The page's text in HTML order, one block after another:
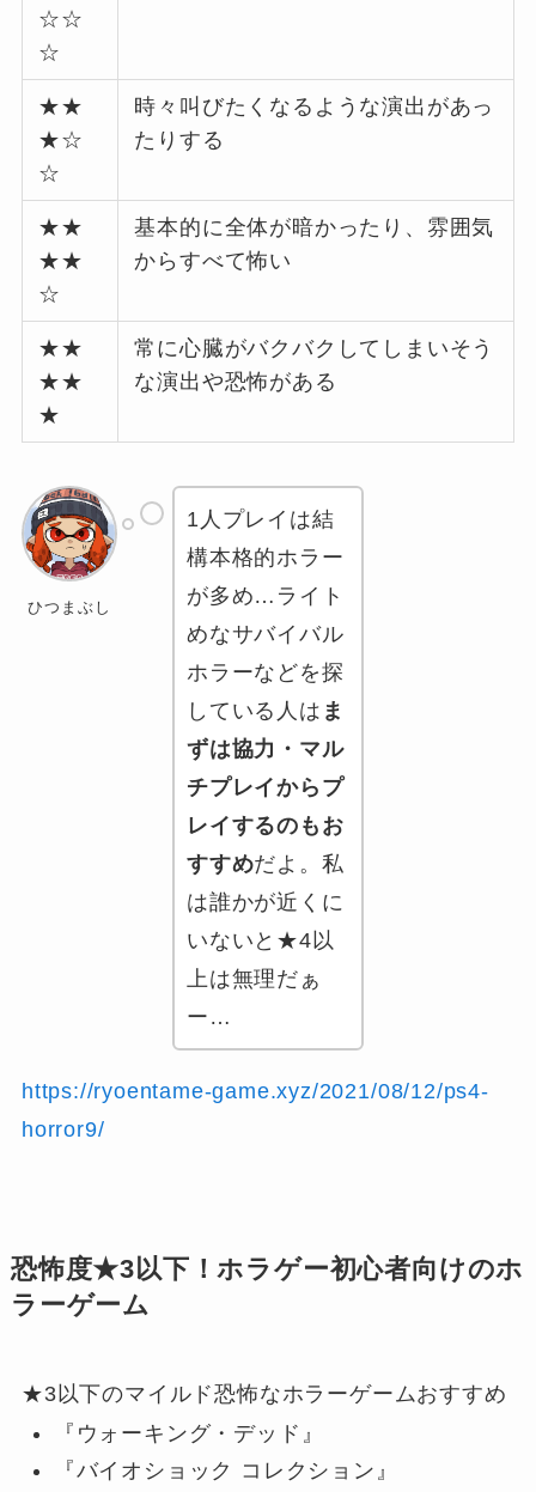
☆☆
☆
★★
★☆
☆
時々叫びたくなるような演出があっ
たりする
★★
★★
☆
基本的に全体が暗かったり、雰囲気
からすべて怖い
★★
★★
★
常に心臓がバクバクしてしまいそう
な演出や恐怖がある
ひつまぶし
1人プレイは結
構本格的ホラー
が多め…ライト
めなサバイバル
ホラーなどを探
している人は ま
ずは協力・マル
チプレイからプ
レイするのもお
すすめだよ。私
は誰かが近くに
いないと★4以
上は無理だぁ
ー…
https://ryoentame-game.xyz/2021/08/12/ps4-
horror9/
恐怖度★3以下！ホラゲー初心者向けのホ
ラーゲーム
★3以下のマイルド恐怖なホラーゲームおすすめ
『ウォーキング・デッド』
『バイオショック コレクション』